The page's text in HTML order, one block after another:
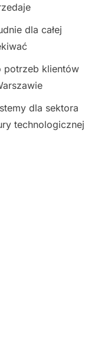
dla całej
potrzeb klientów
dla sektora
technologicznej